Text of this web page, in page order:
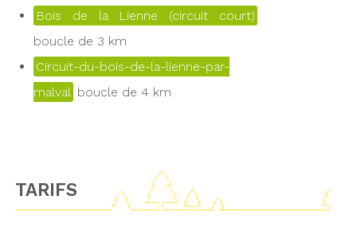
Bois de la Lienne (circuit court)
boucle de 3 km
Circuit-du-bois-de-la-lienne-par-
malval boucle de 4 km
TARIFS